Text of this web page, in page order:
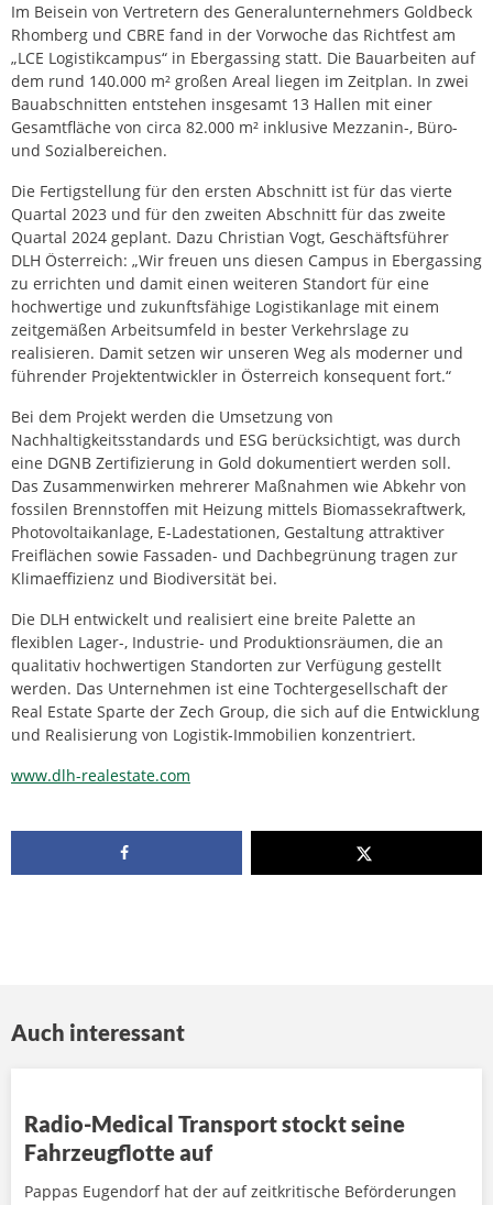
Im Beisein von Vertretern des Generalunternehmers Goldbeck
Rhomberg und CBRE fand in der Vorwoche das Richtfest am
„LCE Logistikcampus“ in Ebergassing statt. Die Bauarbeiten auf
dem rund 140.000 m² großen Areal liegen im Zeitplan. In zwei
Bauabschnitten entstehen insgesamt 13 Hallen mit einer
Gesamtfläche von circa 82.000 m² inklusive Mezzanin-, Büro-
und Sozialbereichen.
Die Fertigstellung für den ersten Abschnitt ist für das vierte
Quartal 2023 und für den zweiten Abschnitt für das zweite
Quartal 2024 geplant. Dazu Christian Vogt, Geschäftsführer
DLH Österreich: „Wir freuen uns diesen Campus in Ebergassing
zu errichten und damit einen weiteren Standort für eine
hochwertige und zukunftsfähige Logistikanlage mit einem
zeitgemäßen Arbeitsumfeld in bester Verkehrslage zu
realisieren. Damit setzen wir unseren Weg als moderner und
führender Projektentwickler in Österreich konsequent fort.“
Bei dem Projekt werden die Umsetzung von
Nachhaltigkeitsstandards und ESG berücksichtigt, was durch
eine DGNB Zertifizierung in Gold dokumentiert werden soll.
Das Zusammenwirken mehrerer Maßnahmen wie Abkehr von
fossilen Brennstoffen mit Heizung mittels Biomassekraftwerk,
Photovoltaikanlage, E-Ladestationen, Gestaltung attraktiver
Freiflächen sowie Fassaden- und Dachbegrünung tragen zur
Klimaeffizienz und Biodiversität bei.
Die DLH entwickelt und realisiert eine breite Palette an
flexiblen Lager-, Industrie- und Produktionsräumen, die an
qualitativ hochwertigen Standorten zur Verfügung gestellt
werden. Das Unternehmen ist eine Tochtergesellschaft der
Real Estate Sparte der Zech Group, die sich auf die Entwicklung
und Realisierung von Logistik-Immobilien konzentriert.
www.dlh-realestate.com
Auch interessant
Radio-Medical Transport stockt seine
Fahrzeugflotte auf
Pappas Eugendorf hat der auf zeitkritische Beförderungen